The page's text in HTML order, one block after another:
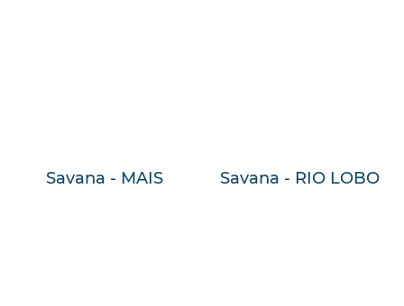
Savana - MAIS Savana - RIO LOBO